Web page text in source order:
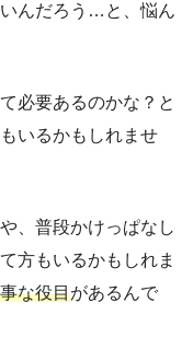
んだろう…と、悩ん
必要あるのかな？と
いるかもしれませ
、普段かけっぱなし
方もいるかもしれま
な役目があるんで